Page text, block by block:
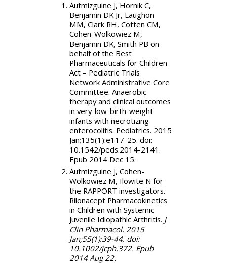
Autmizguine J, Hornik C,
Benjamin DK Jr, Laughon
MM, Clark RH, Cotten CM,
Cohen-Wolkowiez M,
Benjamin DK, Smith PB on
behalf of the Best
Pharmaceuticals for Children
Act – Pediatric Trials
Network Administrative Core
Committee. Anaerobic
therapy and clinical outcomes
in very-low-birth-weight
infants with necrotizing
enterocolitis. Pediatrics. 2015
Jan;135(1):e117-25. doi:
10.1542/peds.2014-2141.
Epub 2014 Dec 15.
Autmizguine J, Cohen-
Wolkowiez M, Ilowite N for
the RAPPORT investigators.
Rilonacept Pharmacokinetics
in Children with Systemic
Juvenile Idiopathic Arthritis. J
Clin Pharmacol. 2015
Jan;55(1):39-44. doi:
10.1002/jcph.372. Epub
2014 Aug 22.